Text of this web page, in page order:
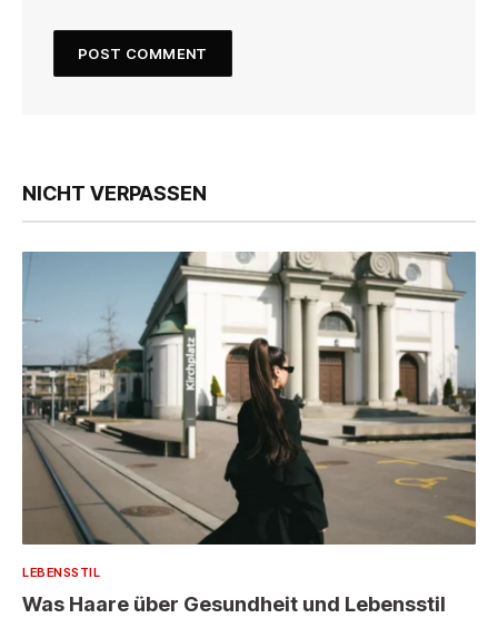
NICHT VERPASSEN
LEBENSSTIL
Was Haare über Gesundheit und Lebensstil